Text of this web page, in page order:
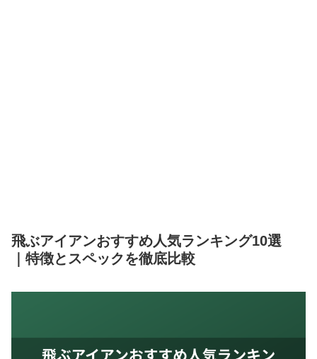
飛ぶアイアンおすすめ人気ランキング10選
｜特徴とスペックを徹底比較